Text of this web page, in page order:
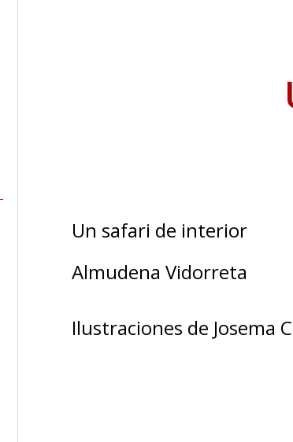
Un safari de interior
Almudena Vidorreta
Ilustraciones de Josema